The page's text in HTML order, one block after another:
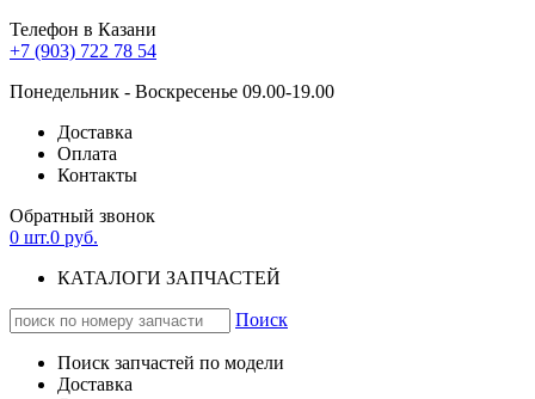
Телефон в Казани
+7 (903) 722 78 54
Понедельник - Воскресенье 09.00-19.00
Доставка
Оплата
Контакты
Обратный звонок
0 шт.0 руб.
КАТАЛОГИ ЗАПЧАСТЕЙ
Поиск
Поиск запчастей по модели
Доставка